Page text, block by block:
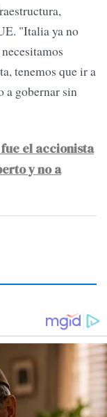
"Italia ya no
tenemos que ir a
a gobernar sin
fue el accionista
y no a